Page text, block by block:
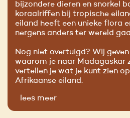
bijzondere dieren en snorkel
koraalriffen bij tropische
eiland heeft een unieke flora
nergens anders ter wereld
Nog niet overtuigd? Wij
waarom je naar Madagaskar
vertellen je wat je kunt zien
Afrikaanse eiland.
lees meer